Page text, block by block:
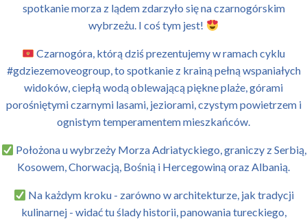
spotkanie morza z lądem zdarzyło się na czarnogórskim
wybrzeżu. I coś tym jest!
Czarnogóra, którą dziś prezentujemy w ramach cyklu
#gdziezemoveogroup, to spotkanie z krainą pełną wspaniałych
widoków, ciepłą wodą oblewającą piękne plaże, górami
porośniętymi czarnymi lasami, jeziorami, czystym powietrzem i
ognistym temperamentem mieszkańców.
Położona u wybrzeży Morza Adriatyckiego, graniczy z Serbią,
Kosowem, Chorwacją, Bośnią i Hercegowiną oraz Albanią.
Na każdym kroku - zarówno w architekturze, jak tradycji
kulinarnej - widać tu ślady historii, panowania tureckiego,